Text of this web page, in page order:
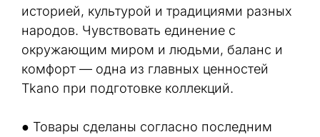
историей, культурой и традициями разных
народов. Чувствовать единение с
окружающим миром и людьми, баланс и
комфорт — одна из главных ценностей
Tkano при подготовке коллекций.
● Товары сделаны согласно последним